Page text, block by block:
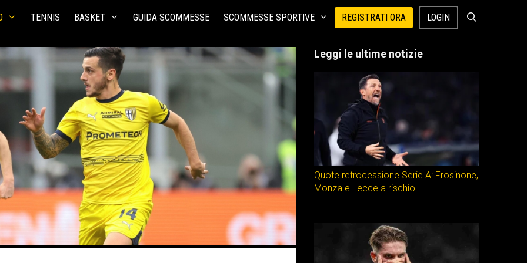
TENNIS BASKET GUIDA SCOMMESSE SCOMMESSE SPORTIVE REGISTRATI ORA LOGIN
Leggi le ultime notizie
Quote retrocessione Serie A: Frosinone,
Monza e Lecce a rischio